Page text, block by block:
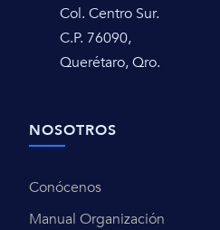
Col. Centro Sur.
C.P. 76090,
Querétaro, Qro.
NOSOTROS
Conócenos
Manual Organización